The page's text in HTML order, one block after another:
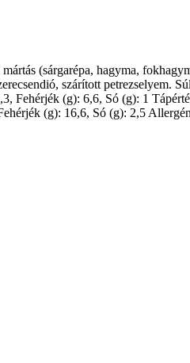
(sárgarépa, hagyma,
szárított petrezselyem.
Fehérjék (g): 6,6, Só (g): 1
(g): 16,6, Só (g): 2,5